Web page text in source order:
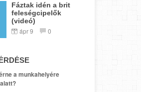
Fáztak idén a brit
feleségcipelők
(videó)
ápr 9 0
a munkahelyére